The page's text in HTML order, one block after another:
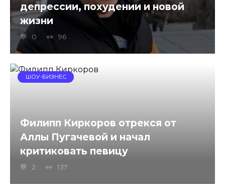
депрессии, похудении и новой
жизни
0 96
ШОУ-БИЗНЕС
Филипп Киркоров отрекся от
Аллы Пугачевой и начал
критиковать певицу
2 137